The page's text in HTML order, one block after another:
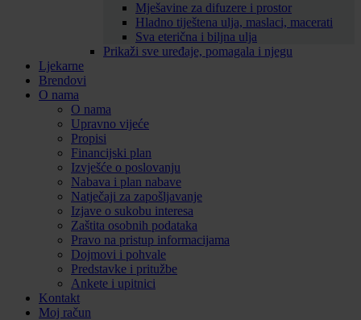
Mješavine za difuzere i prostor
Hladno tiještena ulja, maslaci, macerati
Sva eterična i biljna ulja
Prikaži sve uređaje, pomagala i njegu
Ljekarne
Brendovi
O nama
O nama
Upravno vijeće
Propisi
Financijski plan
Izvješće o poslovanju
Nabava i plan nabave
Natječaji za zapošljavanje
Izjave o sukobu interesa
Zaštita osobnih podataka
Pravo na pristup informacijama
Dojmovi i pohvale
Predstavke i pritužbe
Ankete i upitnici
Kontakt
Moj račun